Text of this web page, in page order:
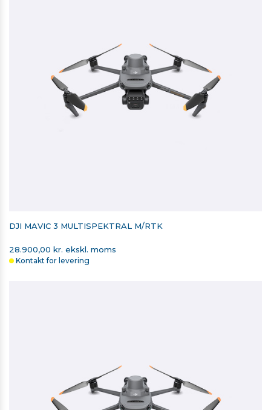
DJI MAVIC 3 MULTISPEKTRAL M/RTK
28.900,00 kr. ekskl. moms
Kontakt for levering